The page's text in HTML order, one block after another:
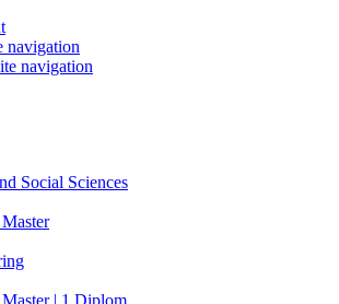
navigation
navigation
Social Sciences
| 1 Diplom